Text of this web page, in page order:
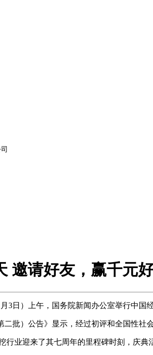
邀请好友，赢千元
）上午，国务院新闻办公室举行中国
）公告》显示，经过初评和全国性社
业迎来了其七周年的里程碑时刻，庆典